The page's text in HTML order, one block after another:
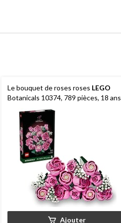
Le bouquet de roses roses LEGO
Botanicals 10374, 789 pièces, 18 ans
Ajouter